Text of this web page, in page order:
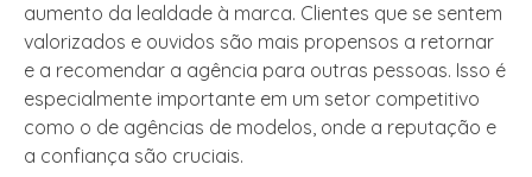
aumento da lealdade à marca. Clientes que se sentem
valorizados e ouvidos são mais propensos a retornar
e a recomendar a agência para outras pessoas. Isso é
especialmente importante em um setor competitivo
como o de agências de modelos, onde a reputação e
a confiança são cruciais.